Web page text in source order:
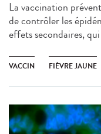
La vaccination
de contrôler les
effets secondaires,
VACCIN FIÈVRE JAUNE